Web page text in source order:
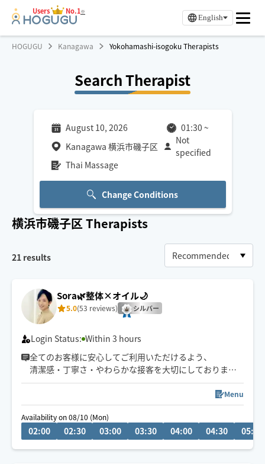
Users No.1※
English
HOGUGU Kanagawa Yokohamashi-isogoku Therapists
Search Therapist
August 10, 2026 01:30 ~
Kanagawa 横浜市磯子区
Not
specified
Thai Massage
Change Conditions
横浜市磯子区Therapists
21 results
Sora🌿整体×オイル🌙
5.0(53 reviews) シルバー
Login Status: Within 3 hours
全てのお客様に安心してご利用いただけるよう、
清潔感・丁寧さ・やわらかな接客を大切にしております
🌙
予約枠×の場合でも、
事前に↗︎のチャット💬いただけますと
対応可能な場合がございます😊
Menu
Availability on 08/10 (Mon)
02:00 02:30 03:00 03:30 04:00 04:30 05:00